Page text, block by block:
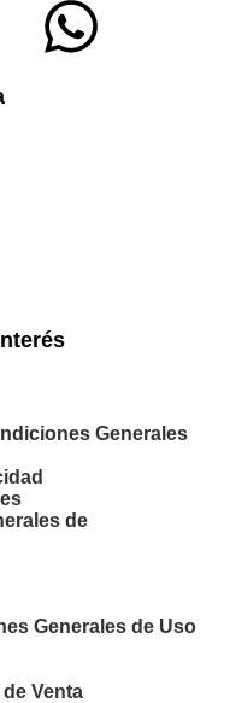
Generales
de
Generales de Uso
Venta